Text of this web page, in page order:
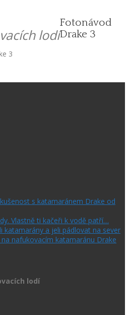
lodí
Fotonávod
Drake 3
3
s katamaránem Drake od
Vlastně ti kačeři k vodě patří…
katamarány a jeli pádlovat na sever
nafukovacím katamaránu Drake
lodí